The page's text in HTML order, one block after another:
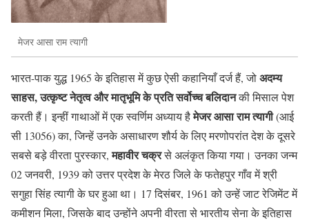
मेजर आसा राम त्यागी
भारत-पाक युद्ध 1965 के इतिहास में कुछ ऐसी कहानियाँ दर्ज हैं, जोअदम्य
साहस, उत्कृष्ट नेतृत्व और मातृभूमि के प्रति सर्वोच्च बलिदानकी मिसाल पेश
करती हैं। इन्हीं गाथाओं में एक स्वर्णिम अध्याय हैमेजर आसा राम त्यागी(आई
सी 13056) का, जिन्हें उनके असाधारण शौर्य के लिए मरणोपरांत देश के दूसरे
सबसे बड़े वीरता पुरस्कार,महावीर चक्रसे अलंकृत किया गया। उनका जन्म
02 जनवरी, 1939 को उत्तर प्रदेश के मेरठ जिले के फतेहपुर गाँव में श्री
सगुहा सिंह त्यागी के घर हुआ था। 17 दिसंबर, 1961 को उन्हें जाट रेजिमेंट में
कमीशन मिला, जिसके बाद उन्होंने अपनी वीरता से भारतीय सेना के इतिहास